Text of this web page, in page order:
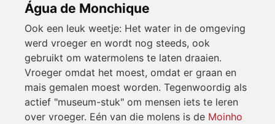
Água de Monchique
Ook een leuk weetje: Het water in de omgeving
werd vroeger en wordt nog steeds, ook
gebruikt om watermolens te laten draaien.
Vroeger omdat het moest, omdat er graan en
mais gemalen moest worden. Tegenwoordig als
actief "museum-stuk" om mensen iets te leren
over vroeger. Eén van die molens is de Moinho